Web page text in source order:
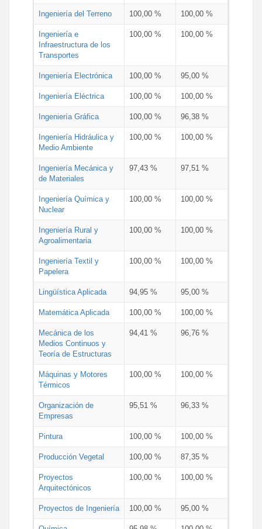
Ingeniería del Terreno 100,00 % 100,00 %
Ingeniería e
Infraestructura de los
Transportes
100,00 % 100,00 %
Ingeniería Electrónica 100,00 % 95,00 %
Ingeniería Eléctrica 100,00 % 100,00 %
Ingeniería Gráfica 100,00 % 96,38 %
Ingeniería Hidráulica y
Medio Ambiente
100,00 % 100,00 %
Ingeniería Mecánica y
de Materiales
97,43 % 97,51 %
Ingeniería Química y
Nuclear
100,00 % 100,00 %
Ingeniería Rural y
Agroalimentaria
100,00 % 100,00 %
Ingeniería Textil y
Papelera
100,00 % 100,00 %
Lingüística Aplicada 94,95 % 95,00 %
Matemática Aplicada 100,00 % 100,00 %
Mecánica de los
Medios Continuos y
Teoría de Estructuras
94,41 % 96,76 %
Máquinas y Motores
Térmicos
100,00 % 100,00 %
Organización de
Empresas
95,51 % 96,33 %
Pintura 100,00 % 100,00 %
Producción Vegetal 100,00 % 87,35 %
Proyectos
Arquitectónicos
100,00 % 100,00 %
Proyectos de Ingeniería 100,00 % 95,00 %